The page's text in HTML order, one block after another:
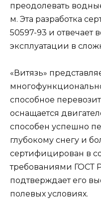
преодолевать
м. Эта разработка
50597-93 и отвечает
эксплуатации в
«Витязь»
способное
оснащается
способен успешно
глубокому снегу и
сертифицирован в
требованиями ГОСТ Р
подтверждает его
полевых условиях.